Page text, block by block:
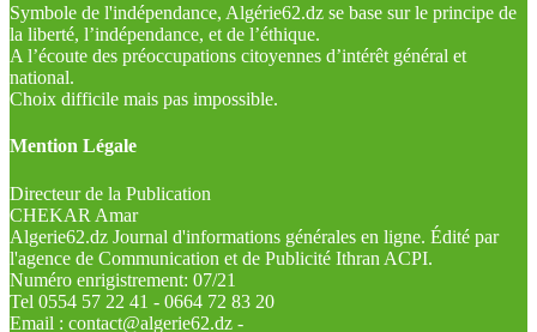
Symbole de l'indépendance, Algérie62.dz se base sur le principe de
la liberté, l’indépendance, et de l’éthique.
A l’écoute des préoccupations citoyennes d’intérêt général et
national.
Choix difficile mais pas impossible.
Mention Légale
Directeur de la Publication
CHEKAR Amar
Algerie62.dz Journal d'informations générales en ligne. Édité par
l'agence de Communication et de Publicité Ithran ACPI.
Numéro enrigistrement: 07/21
Tel 0554 57 22 41 - 0664 72 83 20
Email : contact@algerie62.dz -